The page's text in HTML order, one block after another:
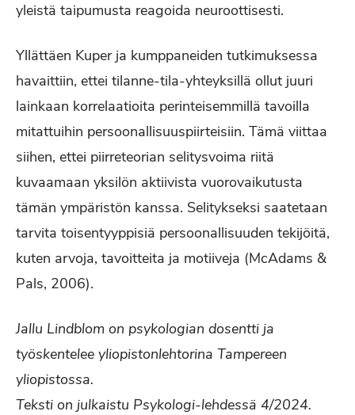
yleistä taipumusta reagoida neuroottisesti.
Yllättäen Kuper ja kumppaneiden tutkimuksessa
havaittiin, ettei tilanne-tila-yhteyksillä ollut juuri
lainkaan korrelaatioita perinteisemmillä tavoilla
mitattuihin persoonallisuuspiirteisiin. Tämä viittaa
siihen, ettei piirreteorian selitysvoima riitä
kuvaamaan yksilön aktiivista vuorovaikutusta
tämän ympäristön kanssa. Selitykseksi saatetaan
tarvita toisentyyppisiä persoonallisuuden tekijöitä,
kuten arvoja, tavoitteita ja motiiveja (McAdams &
Pals, 2006).
Jallu Lindblom on psykologian dosentti ja
työskentelee yliopistonlehtorina Tampereen
yliopistossa.
Teksti on julkaistu Psykologi-lehdessä 4/2024.